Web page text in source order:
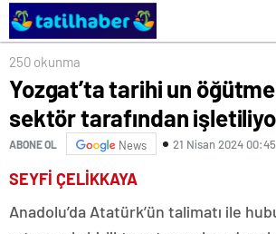
250 okunma
Yozgat’ta tarihi un
sektör tarafından
ABONE OL News 21 Nisan 2024 00:45
SEYFİ ÇELİKKAYA
Anadolu’da Atatürk’ün talimatı ile